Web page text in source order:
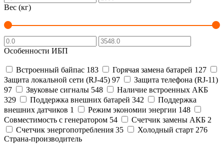
Вес (кг)
Особенности ИБП
Встроенный байпас 183 Горячая замена батарей 127
Защита локальной сети (RJ-45) 97
Защита телефона (RJ-11)
97
Звуковые сигналы 548
Наличие встроенных АКБ
329
Поддержка внешних батарей 342
Поддержка
внешних датчиков 1 Режим экономии энергии 148
Совместимость с генератором 54 Счетчик замены АКБ 2
Счетчик энергопотребления 35 Холодный старт 276
Страна-производитель